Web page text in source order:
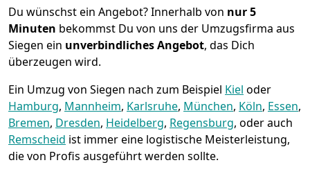
Du wünschst ein Angebot? Innerhalb von nur 5
Minuten bekommst Du von uns der Umzugsfirma aus
Siegen ein unverbindliches Angebot, das Dich
überzeugen wird.
Ein Umzug von Siegen nach zum Beispiel Kiel oder
Hamburg, Mannheim, Karlsruhe, München, Köln, Essen,
Bremen, Dresden, Heidelberg, Regensburg, oder auch
Remscheid ist immer eine logistische Meisterleistung,
die von Profis ausgeführt werden sollte.